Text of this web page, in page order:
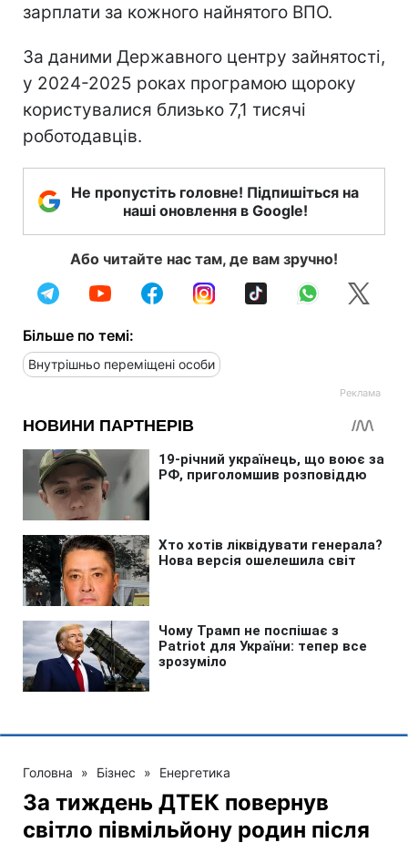
зарплати за кожного найнятого ВПО.
За даними Державного центру зайнятості,
у 2024-2025 роках програмою щороку
користувалися близько 7,1 тисячі
роботодавців.
Не пропустіть головне! Підпишіться на
наші оновлення в Google!
Або читайте нас там, де вам зручно!
Більше по темі:
Внутрішньо переміщені особи
Головна » Бізнес » Енергетика
За тиждень ДТЕК повернув
світло півмільйону родин після